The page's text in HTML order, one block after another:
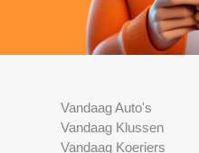
Vandaag Auto's
Vandaag Klussen
Vandaag Koeriers